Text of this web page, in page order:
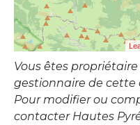
Vous êtes
gestionnaire de cette
Pour modifier ou
contacter Hautes